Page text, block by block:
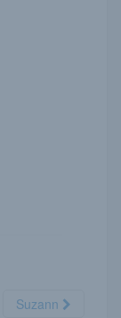
Suzann